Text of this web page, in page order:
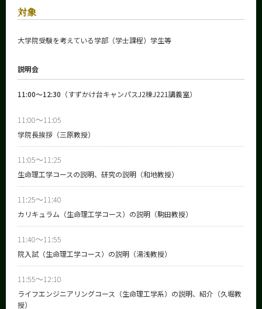
対象
大学院受験を考えている学部（学士課程）学生等
説明会
11:00～12:30 （すずかけ台キャンパスJ2棟J221講義室）
11:00～11:05
学院長挨拶（三原教授）
11:05～11:25
生命理工学コースの説明、研究の説明（和地教授）
11:25～11:40
カリキュラム（生命理工学コース）の説明（駒田教授）
11:40～11:55
院入試（生命理工学コース）の説明（湯浅教授）
11:55～12:10
ライフエンジニアリングコース（生命理工学系）の説明、紹介（久堀教
授）